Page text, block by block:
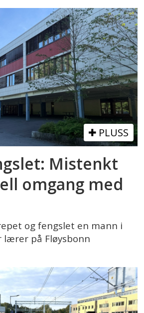
PLUSS
Mistenkt
omgang med
og fengslet en mann i
lærer på Fløysbonn